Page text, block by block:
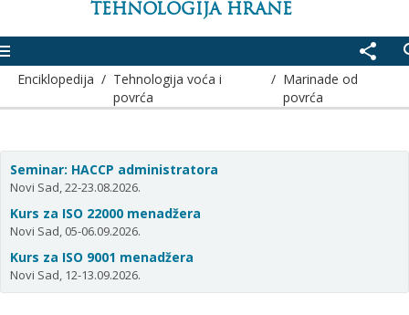
TEHNOLOGIJA HRANE
share
Enciklopedija / Tehnologija voća i
povrća
/ Marinade od
povrća
Seminar: HACCP administratora
Novi Sad, 22-23.08.2026.
Kurs za ISO 22000 menadžera
Novi Sad, 05-06.09.2026.
Kurs za ISO 9001 menadžera
Novi Sad, 12-13.09.2026.